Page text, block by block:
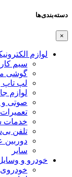
دسته‌بندی‌ها
×
لوازم
سیم
گوشی
لپ تاپ
لوازم
صوتی و
خدمات
تلفن
دوربین
سایر
خودرو و